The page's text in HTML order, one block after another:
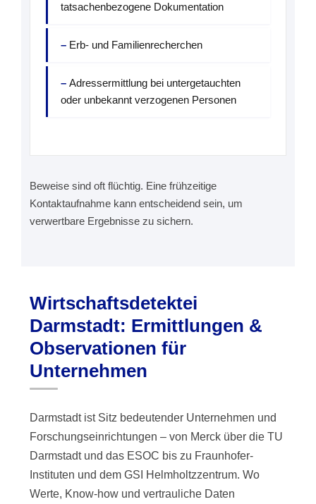
tatsachenbezogene Dokumentation
Erb- und Familienrecherchen
Adressermittlung bei untergetauchten
oder unbekannt verzogenen Personen
Beweise sind oft flüchtig. Eine frühzeitige
Kontaktaufnahme kann entscheidend sein, um
verwertbare Ergebnisse zu sichern.
Wirtschaftsdetektei
Darmstadt: Ermittlungen &
Observationen für
Unternehmen
Darmstadt ist Sitz bedeutender Unternehmen und
Forschungseinrichtungen – von Merck über die TU
Darmstadt und das ESOC bis zu Fraunhofer-
Instituten und dem GSI Helmholtzzentrum. Wo
Werte, Know-how und vertrauliche Daten